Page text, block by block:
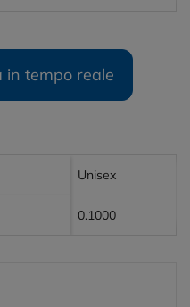
in tempo reale
Unisex
0.1000